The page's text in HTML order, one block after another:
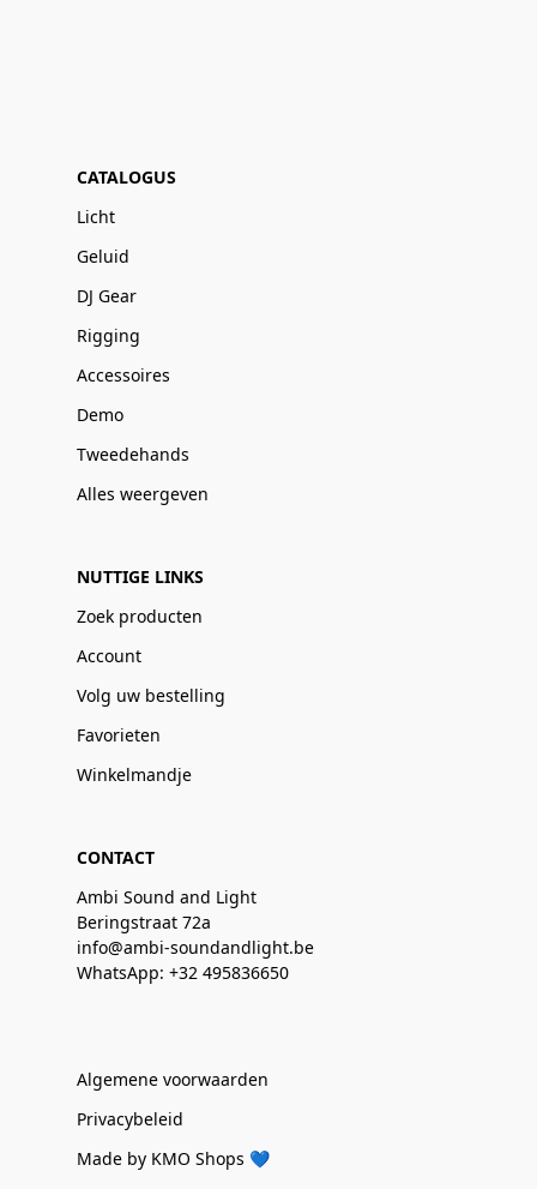
CATALOGUS
Licht
Geluid
DJ Gear
Rigging
Accessoires
Demo
Tweedehands
Alles weergeven
NUTTIGE LINKS
Zoek producten
Account
Volg uw bestelling
Favorieten
Winkelmandje
CONTACT
Ambi Sound and Light
Beringstraat 72a
info@ambi-soundandlight.be
WhatsApp: +32 495836650
Algemene voorwaarden
Privacybeleid
Made by KMO Shops 💙